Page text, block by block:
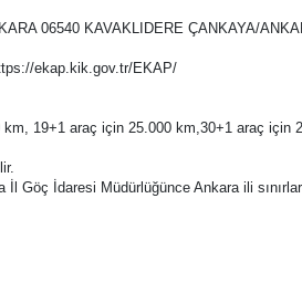
06540 KAVAKLIDERE ÇANKAYA/
ekap.kik.gov.tr/EKAP/
19+1 araç için 25.000 km,30+1 araç
İdaresi Müdürlüğünce Ankara ili